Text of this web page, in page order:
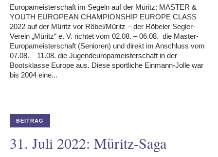
Europameisterschaft im Segeln auf der Müritz: MASTER &
YOUTH EUROPEAN CHAMPIONSHIP EUROPE CLASS
2022 auf der Müritz vor Röbel/Müritz – der Röbeler Segler-
Verein „Müritz“ e. V. richtet vom 02.08. – 06.08. die Master-
Europameisterschaft (Senioren) und direkt im Anschluss vom
07.08. – 11.08. die Jugendeuropameisterschaft in der
Bootsklasse Europe aus. Diese sportliche Einmann-Jolle war
bis 2004 eine...
BEITRAG
31. Juli 2022: Müritz-Saga